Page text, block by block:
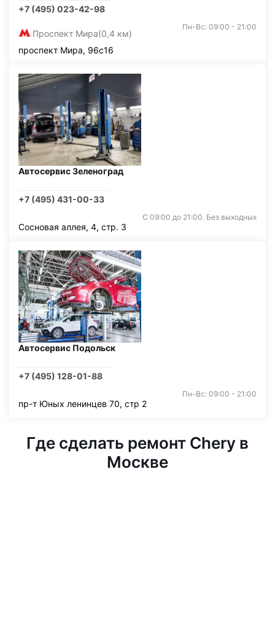
+7 (495) 023-42-98
Проспект Мира(0,4 км)
Пн-Вс: 09:00 - 21:00
проспект Мира, 96с16
Автосервис Зеленоград
+7 (495) 431-00-33
С 09:00 до 21:00. Без выходных
Сосновая аллея, 4, стр. 3
Автосервис Подольск
+7 (495) 128-01-88
Пн-Вс: 09:00 - 21:00
пр-т Юных ленинцев 70, стр 2
Где сделать ремонт Chery в
Москве